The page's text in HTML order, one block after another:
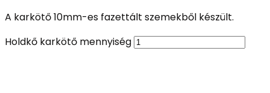
A karkötő 10mm-es fazettált szemekből készült.
Holdkő karkötő mennyiség